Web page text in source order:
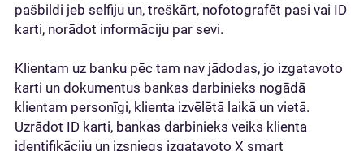
pašbildi jeb selfiju un, treškārt, nofotografēt pasi vai ID
karti, norādot informāciju par sevi.
Klientam uz banku pēc tam nav jādodas, jo izgatavoto
karti un dokumentus bankas darbinieks nogādā
klientam personīgi, klienta izvēlētā laikā un vietā.
Uzrādot ID karti, bankas darbinieks veiks klienta
identifikāciju un izsniegs izgatavoto X smart